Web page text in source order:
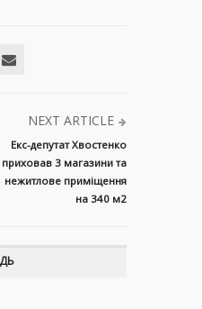
NEXT ARTICLE
Екс-депутат Хвостенко
приховав 3 магазини та
нежитлове приміщення
на 340 м2